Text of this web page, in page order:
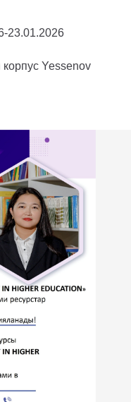
23.01.2026
Yessenov